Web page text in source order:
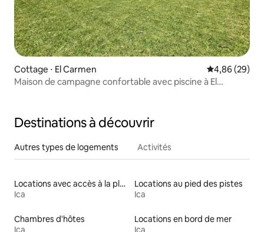
Cottage ⋅ El Carmen Évaluation
4,86 (29)
Maison de campagne confortable avec piscine à El
Destinations à découvrir
Autres types de logements Activités
Locations avec accès à la plage
Ica
Locations au pied des pistes
Ica
Chambres d'hôtes
Ica
Locations en bord de mer
Ica